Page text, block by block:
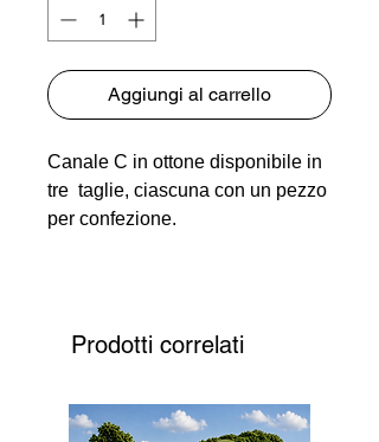
Aggiungi al carrello
Canale C in ottone disponibile in
tre taglie, ciascuna con un pezzo
per confezione.
= Larghezza
Prodotti correlati